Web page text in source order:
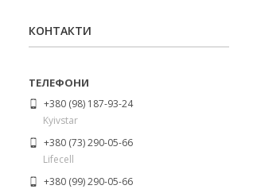
КОНТАКТИ
+380 (98) 187-93-24
Kyivstar
+380 (73) 290-05-66
Lifecell
+380 (99) 290-05-66